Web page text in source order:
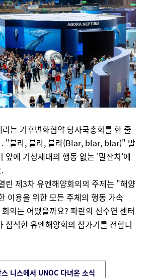
는 기후변화협약 당사국총회를 한 줄
. "블라, 블라, 블라(Blar, blar, blar)" 발
앞에 기성세대의 행동 없는 '말잔치'에
린 제3차 유엔해양회의의 주제는 "해양
이용을 위한 모든 주체의 행동 가속
의는 어땠을까요? 파란의 신수연 센터
참석한 유엔해양회의 참가기를 전합니
니스에서 UNOC 다녀온 소식